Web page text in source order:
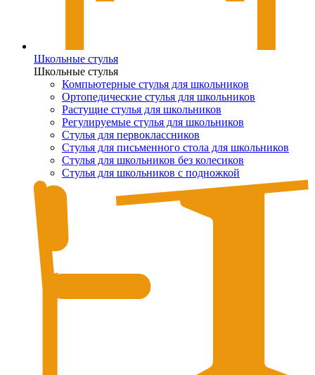
Школьные стулья
Школьные стулья
Компьютерные стулья для школьников
Ортопедические стулья для школьников
Растущие стулья для школьников
Регулируемые стулья для школьников
Стулья для первоклассников
Стулья для письменного стола для школьников
Стулья для школьников без колесиков
Стулья для школьников с подножкой